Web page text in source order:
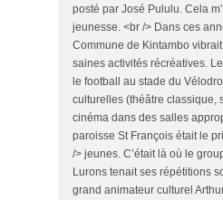
posté par José Pululu. Cela
jeunesse. <br /> Dans ces
Commune de Kintambo
saines activités récréatives.
le football au stade du
culturelles (théâtre classique,
cinéma dans des salles
paroisse St François était le
/> jeunes. C’était là où le
Lurons tenait ses répétitions
grand animateur culturel